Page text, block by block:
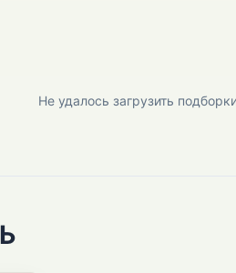
Не удалось загрузить